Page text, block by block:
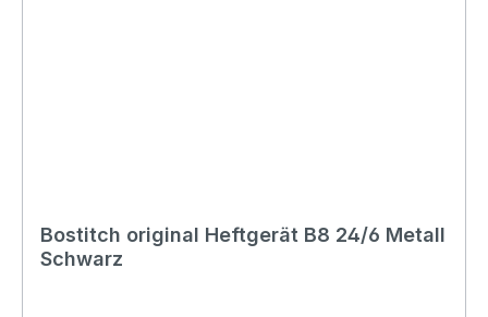
Bostitch original Heftgerät B8 24/6 Metall
Schwarz